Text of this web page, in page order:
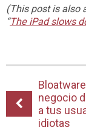
(This post is also
“The iPad slows
negocio
a tus
idiotas